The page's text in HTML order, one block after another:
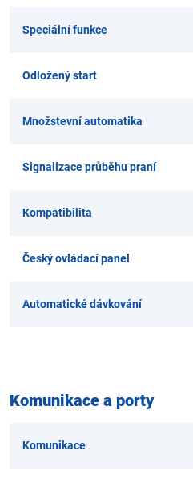
Speciální funkce
Odložený start
Množstevní automatika
Signalizace průběhu praní
Kompatibilita
Český ovládací panel
Automatické dávkování
Komunikace a porty
Komunikace